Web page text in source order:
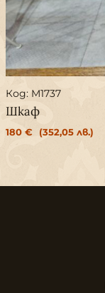
Код: M1737
Шкаф
180 € (352,05 лв.)